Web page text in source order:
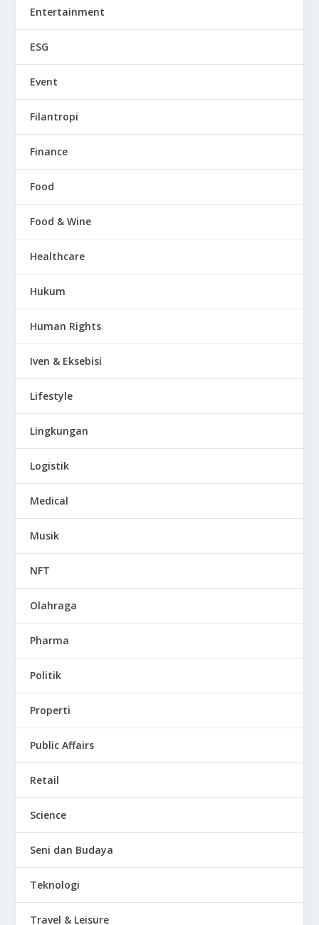
Entertainment
ESG
Event
Filantropi
Finance
Food
Food & Wine
Healthcare
Hukum
Human Rights
Iven & Eksebisi
Lifestyle
Lingkungan
Logistik
Medical
Musik
NFT
Olahraga
Pharma
Politik
Properti
Public Affairs
Retail
Science
Seni dan Budaya
Teknologi
Travel & Leisure